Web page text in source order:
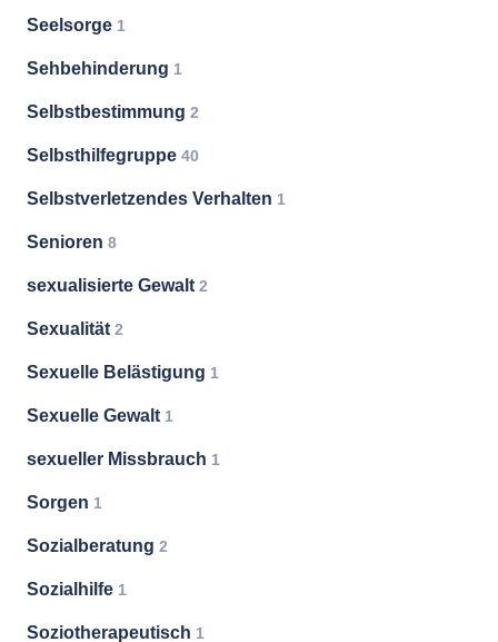
Seelsorge 1
Sehbehinderung 1
Selbstbestimmung 2
Selbsthilfegruppe 40
Selbstverletzendes Verhalten 1
Senioren 8
sexualisierte Gewalt 2
Sexualität 2
Sexuelle Belästigung 1
Sexuelle Gewalt 1
sexueller Missbrauch 1
Sorgen 1
Sozialberatung 2
Sozialhilfe 1
Soziotherapeutisch 1